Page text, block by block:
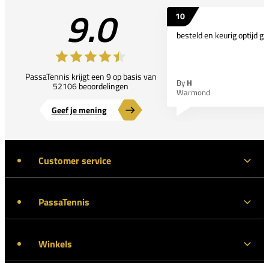
9.0
PassaTennis krijgt een 9 op basis van
52106 beoordelingen
Geef je mening
10
besteld en keurig optijd
By H
Warmond
Customer service
PassaTennis
Winkels